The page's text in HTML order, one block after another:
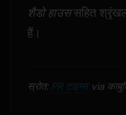
शैडो हाउससहित
हैं।
स्रोत: PR टाइम्सvia